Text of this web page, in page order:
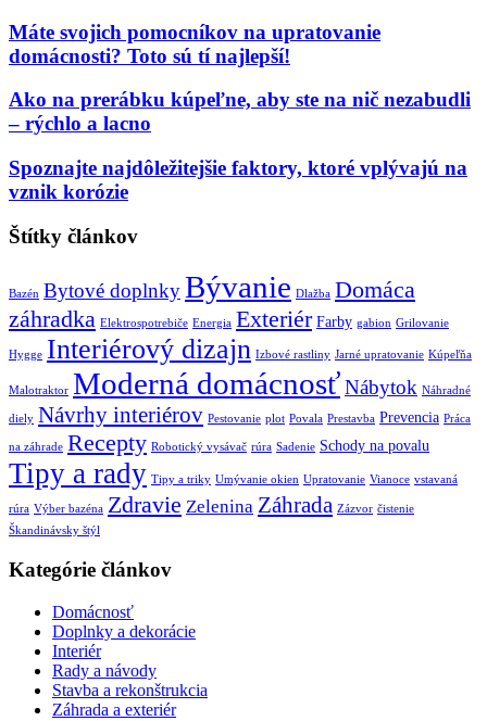
Máte svojich pomocníkov na upratovanie
domácnosti? Toto sú tí najlepší!
Ako na prerábku kúpeľne, aby ste na nič nezabudli
– rýchlo a lacno
Spoznajte najdôležitejšie faktory, ktoré vplývajú na
vznik korózie
Štítky článkov
Bazén Bytové doplnkyBývanie Dlažba Domáca
záhradka Elektrospotrebiče Energia Exteriér Farby gabion Grilovanie
Hygge Interiérový dizajn Izbové rastliny Jarné upratovanie Kúpeľňa
Malotraktor Moderná domácnosťNábytok Náhradné
diely Návrhy interiérov Pestovanie plot Povala Prestavba Prevencia Práca
na záhrade Recepty Robotický vysávač rúra Sadenie Schody na povalu
Tipy a rady Tipy a triky Umývanie okien Upratovanie Vianoce vstavaná
rúra Výber bazéna Zdravie Zelenina Záhrada Zázvor čistenie
Škandinávsky štýl
Kategórie článkov
Domácnosť
Doplnky a dekorácie
Interiér
Rady a návody
Stavba a rekonštrukcia
Záhrada a exteriér